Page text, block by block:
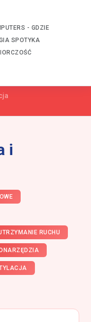
- GDZIE
SPOTYKA
i
RUCHU